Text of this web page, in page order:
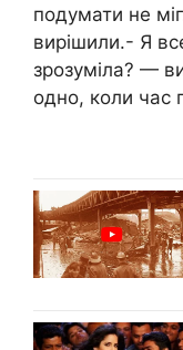
подумати не
вирішили.- Я
зрозуміла? —
одно, коли час